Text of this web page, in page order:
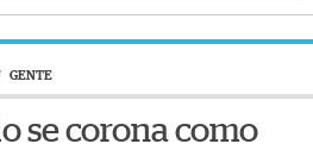
GENTE
se corona como